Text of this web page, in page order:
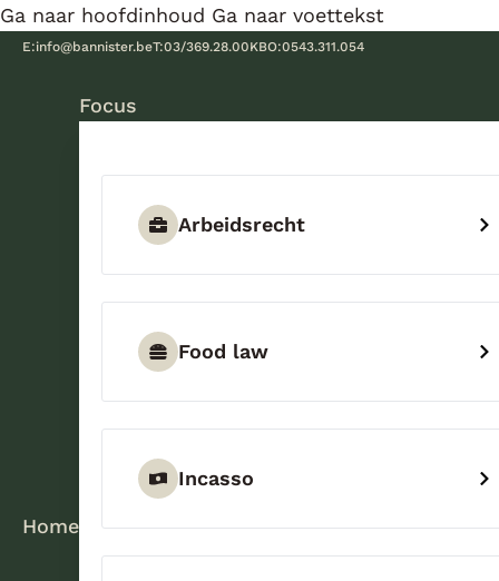
Ga naar hoofdinhoud Ga naar voettekst
E:info@bannister.beT:03/369.28.00KBO:0543.311.054
Home
Focus
Arbeidsrecht
Food law
Incasso